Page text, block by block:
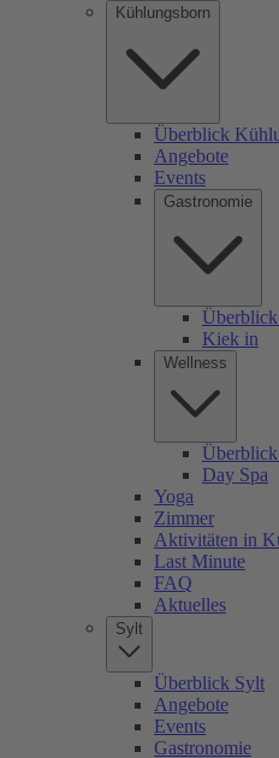
Kühlungsborn
Überblick
Angebote
Events
Gastronomie
Kiek in
Wellness
Day Spa
Yoga
Zimmer
Aktivitäten in
Last Minute
FAQ
Aktuelles
Sylt
Überblick Sylt
Angebote
Events
Gastronomie